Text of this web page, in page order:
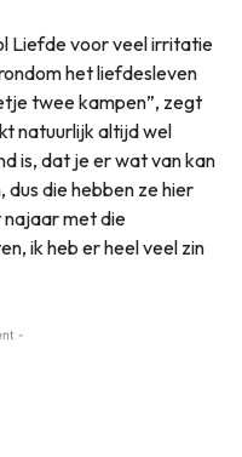
Liefde voor veel irritatie
het liefdesleven
twee kampen”, zegt
natuurlijk altijd wel
is, dat je er wat van kan
die hebben ze hier
najaar met die
ik heb er heel veel zin
-